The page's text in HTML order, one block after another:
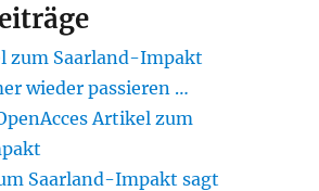
zum Saarland-Impakt
wieder passieren …
Artikel zum
Saarland-Impakt sagt